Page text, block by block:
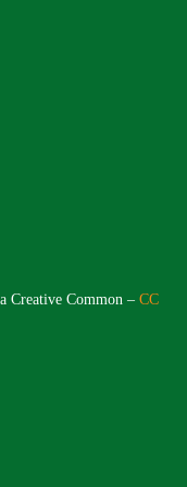
Creative Common – CC